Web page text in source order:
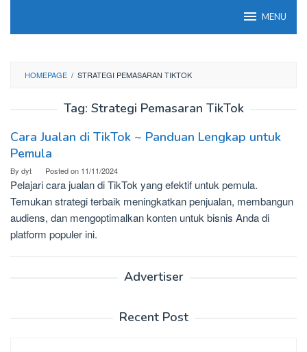
MENU
HOMEPAGE / STRATEGI PEMASARAN TIKTOK
Tag: Strategi Pemasaran TikTok
Cara Jualan di TikTok ~ Panduan Lengkap untuk
Pemula
By dyt Posted on 11/11/2024
Pelajari cara jualan di TikTok yang efektif untuk pemula.
Temukan strategi terbaik meningkatkan penjualan, membangun
audiens, dan mengoptimalkan konten untuk bisnis Anda di
platform populer ini.
Advertiser
Recent Post